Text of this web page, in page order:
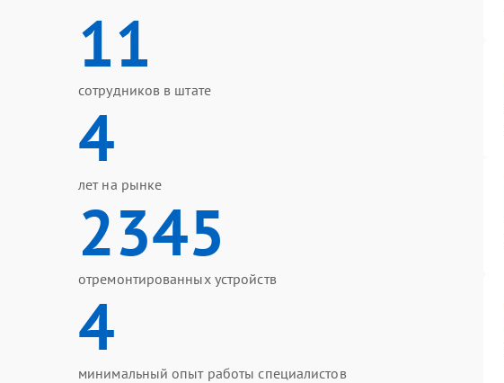
11
сотрудников в штате
4
лет на рынке
2345
отремонтированных устройств
4
минимальный опыт работы специалистов